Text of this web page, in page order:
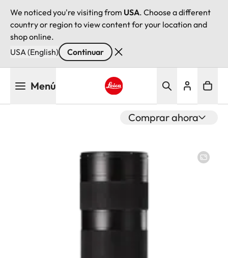
We noticed you're visiting from USA. Choose a different
country or region to view content for your location and
shop online.
USA (English)
Continuar
Menú
Comprar ahora